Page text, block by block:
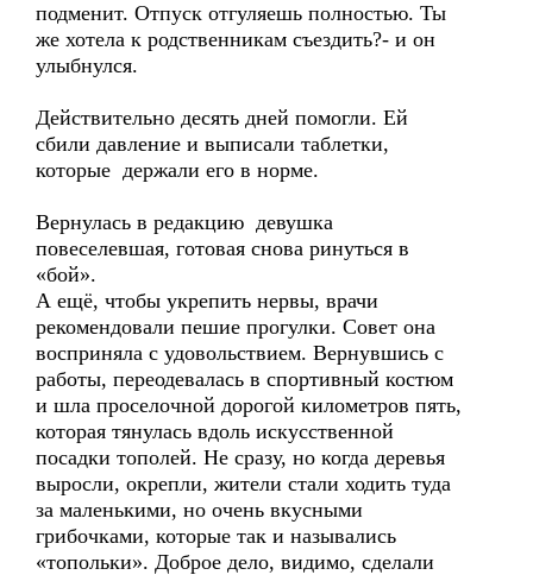
подменит. Отпуск отгуляешь полностью. Ты
же хотела к родственникам съездить?- и он
улыбнулся.
Действительно десять дней помогли. Ей
сбили давление и выписали таблетки,
которые держали его в норме.
Вернулась в редакцию девушка
повеселевшая, готовая снова ринуться в
«бой».
А ещё, чтобы укрепить нервы, врачи
рекомендовали пешие прогулки. Совет она
восприняла с удовольствием. Вернувшись с
работы, переодевалась в спортивный костюм
и шла проселочной дорогой километров пять,
которая тянулась вдоль искусственной
посадки тополей. Не сразу, но когда деревья
выросли, окрепли, жители стали ходить туда
за маленькими, но очень вкусными
грибочками, которые так и назывались
«топольки». Доброе дело, видимо, сделали